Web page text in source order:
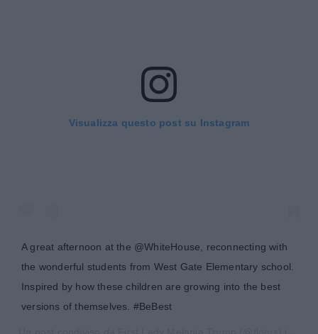
Visualizza questo post su Instagram
A great afternoon at the @WhiteHouse, reconnecting with
the wonderful students from West Gate Elementary school.
Inspired by how these children are growing into the best
versions of themselves. #BeBest